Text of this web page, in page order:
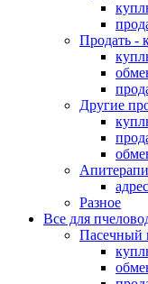
Продать -
Другие
Разное
Все для
Пасечный